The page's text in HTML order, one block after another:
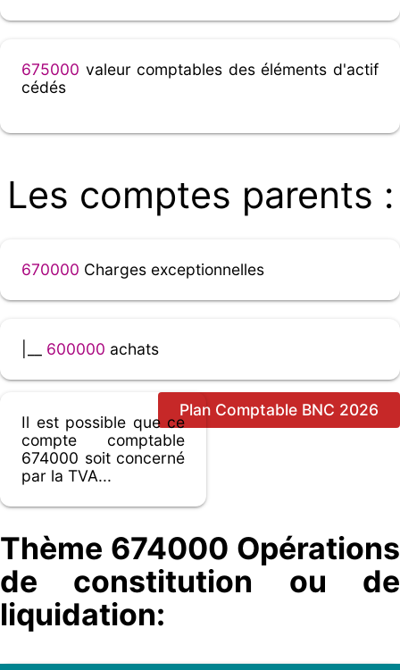
675000 valeur comptables des éléments d'actif
cédés
Les comptes parents :
670000 Charges exceptionnelles
600000 achats
Plan Comptable BNC 2026
Il est possible que ce
compte comptable
674000 soit concerné
par la TVA...
Thème 674000 Opérations
de constitution ou de
liquidation: